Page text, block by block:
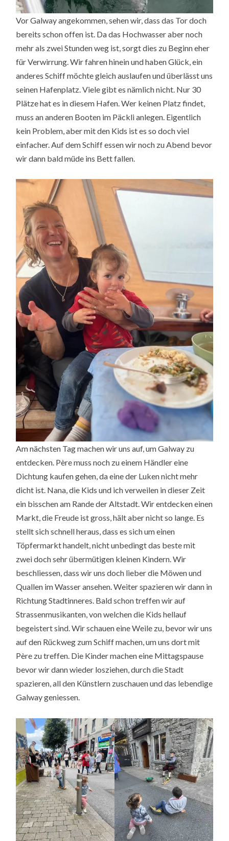
Vor Galway angekommen, sehen wir, dass das Tor doch
bereits schon offen ist. Da das Hochwasser aber noch
mehr als zwei Stunden weg ist, sorgt dies zu Beginn eher
für Verwirrung. Wir fahren hinein und haben Glück, ein
anderes Schiff möchte gleich auslaufen und überlässt uns
seinen Hafenplatz. Viele gibt es nämlich nicht. Nur 30
Plätze hat es in diesem Hafen. Wer keinen Platz findet,
muss an anderen Booten im Päckli anlegen. Eigentlich
kein Problem, aber mit den Kids ist es so doch viel
einfacher. Auf dem Schiff essen wir noch zu Abend bevor
wir dann bald müde ins Bett fallen.
Am nächsten Tag machen wir uns auf, um Galway zu
entdecken. Père muss noch zu einem Händler eine
Dichtung kaufen gehen, da eine der Luken nicht mehr
dicht ist. Nana, die Kids und ich verweilen in dieser Zeit
ein bisschen am Rande der Altstadt. Wir entdecken einen
Markt, die Freude ist gross, hält aber nicht so lange. Es
stellt sich schnell heraus, dass es sich um einen
Töpfermarkt handelt, nicht unbedingt das beste mit
zwei doch sehr übermütigen kleinen Kindern. Wir
beschliessen, dass wir uns doch lieber die Möwen und
Quallen im Wasser ansehen. Weiter spazieren wir dann in
Richtung Stadtinneres. Bald schon treffen wir auf
Strassenmusikanten, von welchen die Kids hellauf
begeistert sind. Wir schauen eine Weile zu, bevor wir uns
auf den Rückweg zum Schiff machen, um uns dort mit
Père zu treffen. Die Kinder machen eine Mittagspause
bevor wir dann wieder losziehen, durch die Stadt
spazieren, all den Künstlern zuschauen und das lebendige
Galway geniessen.